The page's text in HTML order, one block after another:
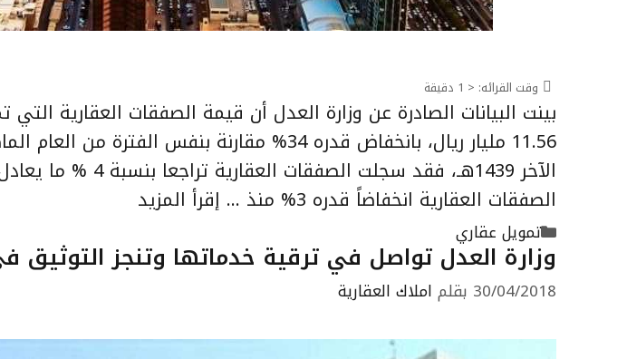
وقت القرائه: < 1 دقيقة
11.56 مليار ريال، بانخفاض قدره 34% مقارنة بنفس
الصفقات العقارية انخفاضاً قدره 3% منذ …
إقرأ المزيد
التصنيفات
تمويل عقاري
وزارة العدل تواصل في ترقية خدماتها وتنجز التوثيق في 60
30/04/2018 بقلم املاك العقارية